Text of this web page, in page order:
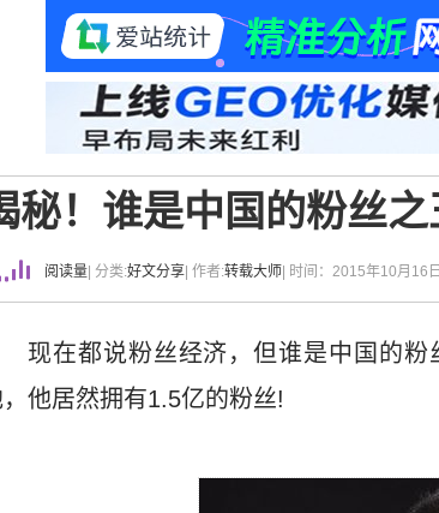
秘！谁是中国的粉丝之
阅读量 | 分类:好文分享 | 作者:转载大师 | 时间：2015年10月16
现在都说粉丝经济，但谁是中国的
他居然拥有1.5亿的粉丝!